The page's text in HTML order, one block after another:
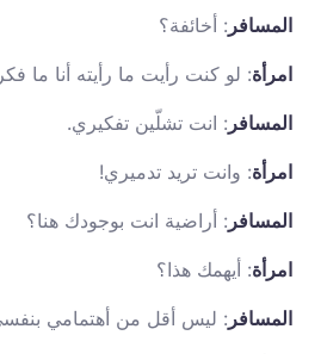
المسافر : أخائفة؟
امرأة: لو كنت رأيت ما رأيته أنا ما
المسافر : انت تشلّين تفكيري.
امرأة: وانت تريد تدميري!
المسافر : أراضية انت بوجودك هنا؟
امرأة: أيهمك هذا؟
المسافر : ليس أقل من أهتمامي